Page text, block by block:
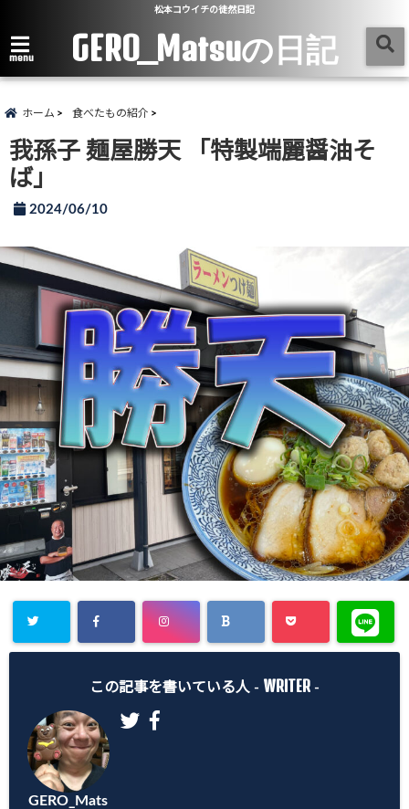
松本コウイチの徒然日記
menu GERO_Matsuの日記
ホーム 食べたもの紹介
我孫子 麺屋勝天 「特製端麗醤油そ
ば」
2024/06/10
Warning:
array key
"Twitter" in
/home/gero
matsu/gero-
この記事を書いている人 - WRITER -
GERO_Mats